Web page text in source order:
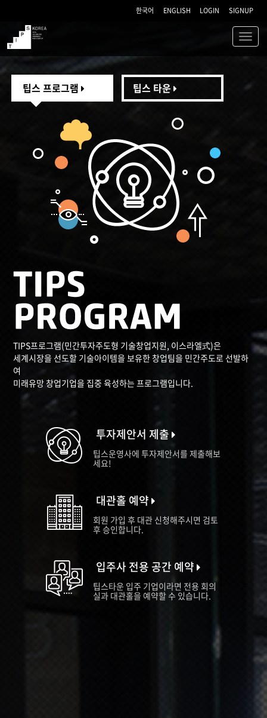
한국어 ENGLISH LOGIN SIGNUP
TIPS
팁스 프로그램 팁스 타운
TIPS프로그램(민간투자주도형 기술창업지원, 이스라엘式)은
세계시장을 선도할 기술아이템을 보유한 창업팀을 민간주도로 선발하
여
미래유망 창업기업을 집중 육성하는 프로그램입니다.
투자제안서 제출
팁스운영사에 투자제안서를 제출해보
세요!
대관홀 예약
회원 가입 후 대관 신청해주시면 검토
후 승인합니다.
입주사 전용 공간 예약
팁스타운 입주 기업이라면 전용 회의
실과 대관홀을 예약할 수 있습니다.